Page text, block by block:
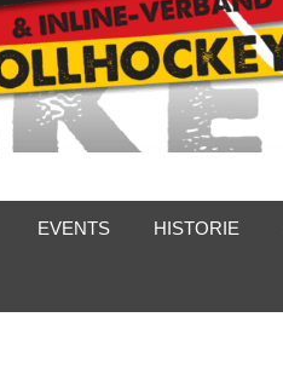
EVENTS HISTORIE